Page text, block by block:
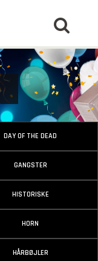
DAY OF THE DEAD
GANGSTER
HISTORISKE
HORN
HÅRBØJLER